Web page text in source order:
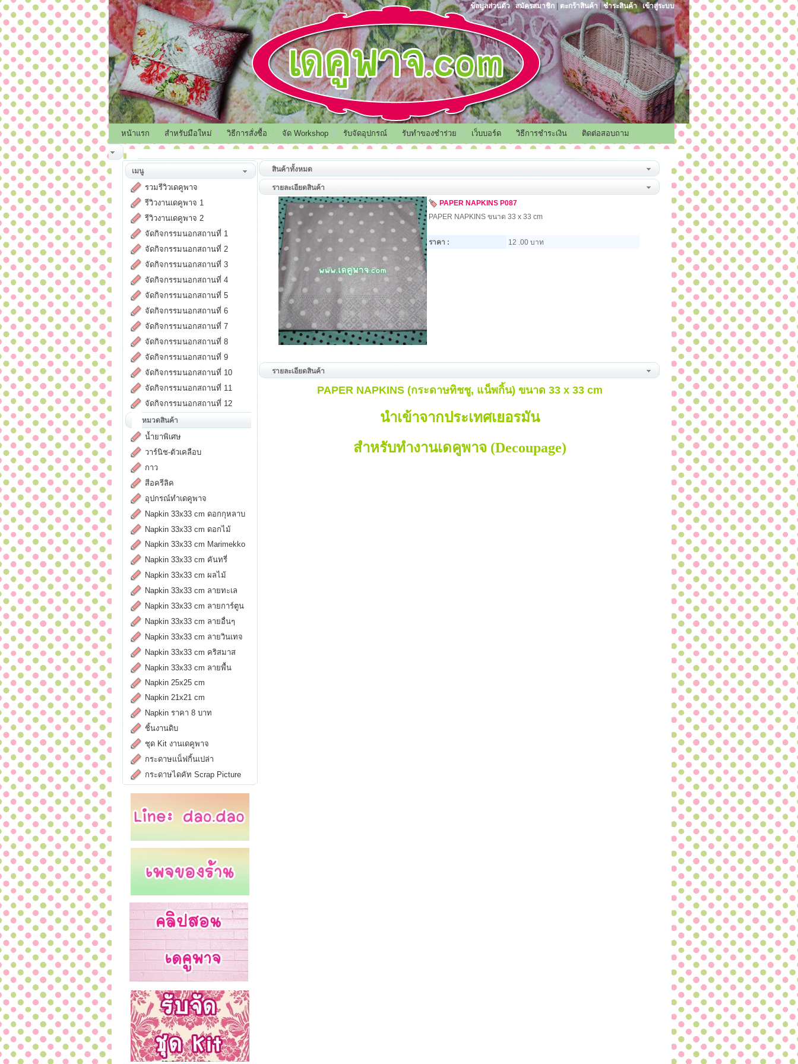
ข้อมูลส่วนตัว|สมัครสมาชิก ตะกร้าสินค้า |ชำระสินค้า|เข้าสู่ระบบ
หน้าแรก สำหรับมือใหม่ วิธีการสั่งซื้อ จัด Workshop รับจัดอุปกรณ์ รับทำของชำร่วย เว็บบอร์ด วิธีการชำระเงิน ติดต่อสอบถาม
เมนู
รวมรีวิวเดคูพาจ
รีวิวงานเดคูพาจ 1
รีวิวงานเดคูพาจ 2
จัดกิจกรรมนอกสถานที่ 1
จัดกิจกรรมนอกสถานที่ 2
จัดกิจกรรมนอกสถานที่ 3
จัดกิจกรรมนอกสถานที่ 4
จัดกิจกรรมนอกสถานที่ 5
จัดกิจกรรมนอกสถานที่ 6
จัดกิจกรรมนอกสถานที่ 7
จัดกิจกรรมนอกสถานที่ 8
จัดกิจกรรมนอกสถานที่ 9
จัดกิจกรรมนอกสถานที่ 10
จัดกิจกรรมนอกสถานที่ 11
จัดกิจกรรมนอกสถานที่ 12
หมวดสินค้า
น้ำยาพิเศษ
วาร์นิช-ตัวเคลือบ
กาว
สีอครีลิค
อุปกรณ์ทำเดคูพาจ
Napkin 33x33 cm ดอกกุหลาบ
Napkin 33x33 cm ดอกไม้
Napkin 33x33 cm Marimekko
Napkin 33x33 cm คันทรี่
Napkin 33x33 cm ผลไม้
Napkin 33x33 cm ลายทะเล
Napkin 33x33 cm ลายการ์ตูน
Napkin 33x33 cm ลายอื่นๆ
Napkin 33x33 cm ลายวินเทจ
Napkin 33x33 cm คริสมาส
Napkin 33x33 cm ลายพื้น
Napkin 25x25 cm
Napkin 21x21 cm
Napkin ราคา 8 บาท
ชิ้นงานดิบ
ชุด Kit งานเดคูพาจ
กระดาษแน็ฟกิ้นเปล่า
กระดาษไดคัท Scrap Picture
สินค้าทั้งหมด
รายละเอียดสินค้า
PAPER NAPKINS P087
PAPER NAPKINS ขนาด 33 x 33 cm
ราคา : 12 .00 บาท
รายละเอียดสินค้า
PAPER NAPKINS (กระดาษทิชชู, แน็พกิ้น) ขนาด 33 x 33 cm
นำเข้าจากประเทศเยอรมัน
สำหรับทำงานเดคูพาจ (Decoupage)